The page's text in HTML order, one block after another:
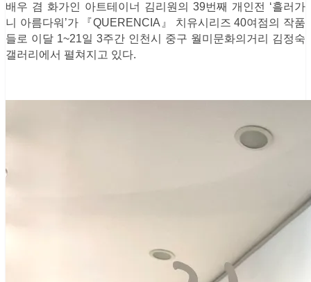
배우 겸 화가인 아트테이너 김리원의 39번째 개인전 ‘흘러가
니 아름다워’가 『QUERENCIA』 치유시리즈 40여점의 작품
들로 이달 1~21일 3주간 인천시 중구 월미문화의거리 김정숙
갤러리에서 펼쳐지고 있다.